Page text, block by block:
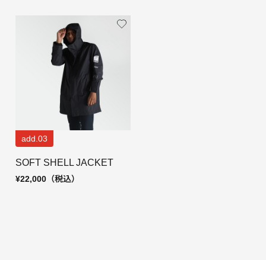
SOFT SHELL JACKET
add.03
¥22,000 （税込）